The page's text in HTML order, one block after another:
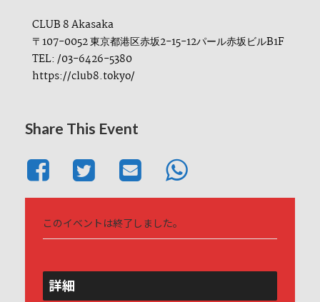
CLUB 8 Akasaka
〒107-0052 東京都港区赤坂2-15-12パール赤坂ビルB1F
TEL: /03-6426-5380
https://club8.tokyo/
Share This Event
このイベントは終了しました。
詳細